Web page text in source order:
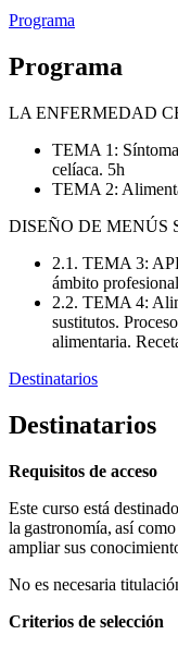
Programa
Programa
LA ENFERMEDAD
TEMA 1:
celíaca. 5h
TEMA 2:
DISEÑO DE MENÚS
2.1. TEMA 3:
ámbito
2.2. TEMA 4:
sustitutos.
alimentaria.
Destinatarios
Destinatarios
Requisitos de acceso
Este curso está
la gastronomía, así
ampliar sus
No es necesaria
Criterios de selección